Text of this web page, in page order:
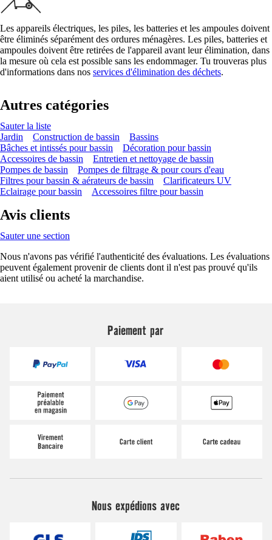
Les appareils électriques, les piles, les batteries et les ampoules doivent
être éliminés séparément des ordures ménagères. Les piles, batteries et
ampoules doivent être retirées de l'appareil avant leur élimination, dans
la mesure où cela est possible sans les endommager. Tu trouveras plus
d'informations dans nos services d'élimination des déchets.
Autres catégories
Sauter la liste
Jardin
Construction de bassin
Bassins
Bâches et intissés pour bassin
Décoration pour bassin
Accessoires de bassin
Entretien et nettoyage de bassin
Pompes de bassin
Pompes de filtrage & pour cours d'eau
Filtres pour bassin & aérateurs de bassin
Clarificateurs UV
Eclairage pour bassin
Accessoires filtre pour bassin
Avis clients
Sauter une section
Nous n'avons pas vérifié l'authenticité des évaluations. Les évaluations
peuvent également provenir de clients dont il n'est pas prouvé qu'ils
aient utilisé ou acheté la marchandise.
Paiement par
Nous expédions avec